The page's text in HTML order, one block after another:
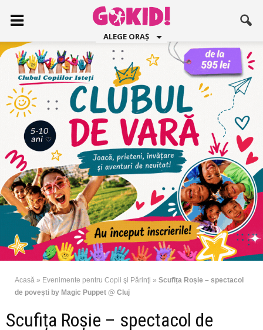
ALEGE ORAȘ
Acasă » Evenimente pentru Copii şi Părinţi » Scufița Roșie – spectacol
de povești by Magic Puppet @ Cluj
Scufița Roșie – spectacol de